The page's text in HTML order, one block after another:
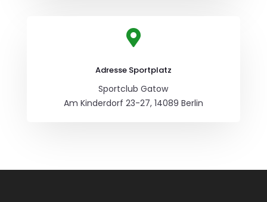

Adresse Sportplatz
Sportclub Gatow
Am Kinderdorf 23-27, 14089 Berlin